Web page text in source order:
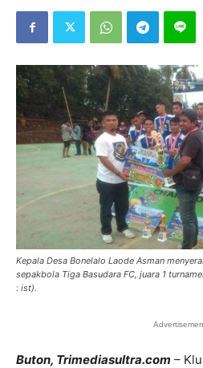
Kepala Desa Bonelalo Laode Asman
sepakbola Tiga Basudara FC, juara 1
: ist).
Buton, Trimediasultra.com –